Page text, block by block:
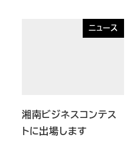
ニュース
湘南ビジネスコンテス
トに出場します